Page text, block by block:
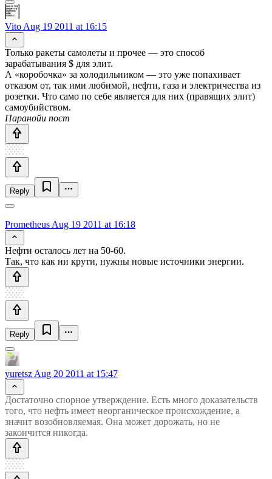
Vito Aug 19 2011 at 16:15
Только ракеты самолеты и прочее — это способ
зарабатывания $ для элит.
А «коробочка» за холодильником — это уже попахивает
отказом от, так ими любимой, нефти, газа и электричества из
розетки. Что само по себе является для них (правящих элит)
самоубийством.
Паранойи пост
Reply
Prometheus Aug 19 2011 at 16:18
Нефти осталось лет на 50-60.
Так, что как ни крути, нужны новые источники энергии.
Reply
yuretsz Aug 20 2011 at 15:47
Достаточно спорное утверждение. Есть много доказательств
того, что нефть имеет неорганическое происхождение, а
значит возобновляемая. Она может дорожать, но не
закончится никогда.